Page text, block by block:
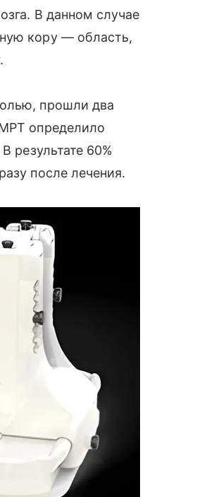
В данном случае
кору — область,
прошли два
определило
результате 60%
после лечения.